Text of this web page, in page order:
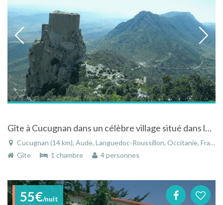
Gîte à Cucugnan dans un célèbre village situé dans les Hautes Corbières
Cucugnan (14 km), Aude, Languedoc-Roussillon, Occitanie, France
Gîte
1 chambre 4 personnes
55€/nuit